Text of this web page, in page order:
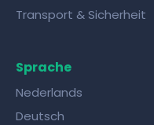
Transport & Sicherheit
Sprache
Nederlands
Deutsch